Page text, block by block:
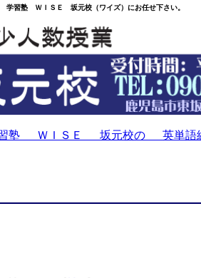
塾 ＷＩＳＥ 坂元校（ワイズ）にお任せ下さい。
塾 ＷＩＳＥ 坂元校の 英単語